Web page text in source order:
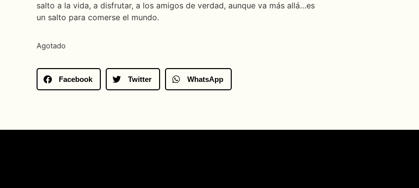
salto a la vida, a disfrutar, a los amigos de verdad, aunque va más allá…es
un salto para comerse el mundo.
Agotado
Facebook Twitter WhatsApp